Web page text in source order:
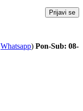
Whatsapp) Pon-Sub: 08-